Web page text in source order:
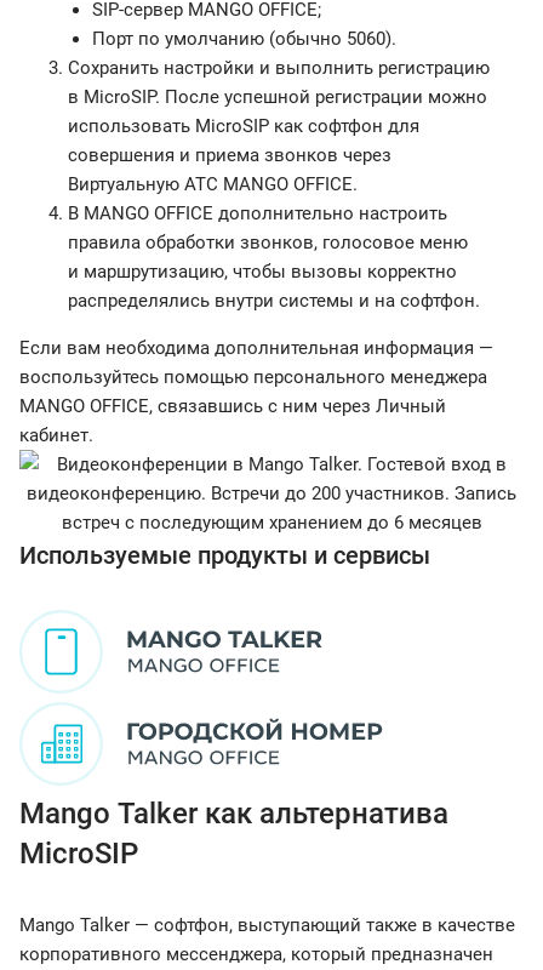
SIP-сервер MANGO OFFICE;
Порт по умолчанию (обычно 5060).
Сохранить настройки и выполнить регистрацию
в MicroSIP. После успешной регистрации можно
использовать MicroSIP как софтфон для
совершения и приема звонков через
Виртуальную АТС MANGO OFFICE.
В MANGO OFFICE дополнительно настроить
правила обработки звонков, голосовое меню
и маршрутизацию, чтобы вызовы корректно
распределялись внутри системы и на софтфон.
Если вам необходима дополнительная информация —
воспользуйтесь помощью персонального менеджера
MANGO OFFICE, связавшись с ним через Личный
кабинет.
Используемые продукты и сервисы
Mango Talker как альтернатива
MicroSIP
Mango Talker — софтфон, выступающий также в качестве
корпоративного мессенджера, который предназначен